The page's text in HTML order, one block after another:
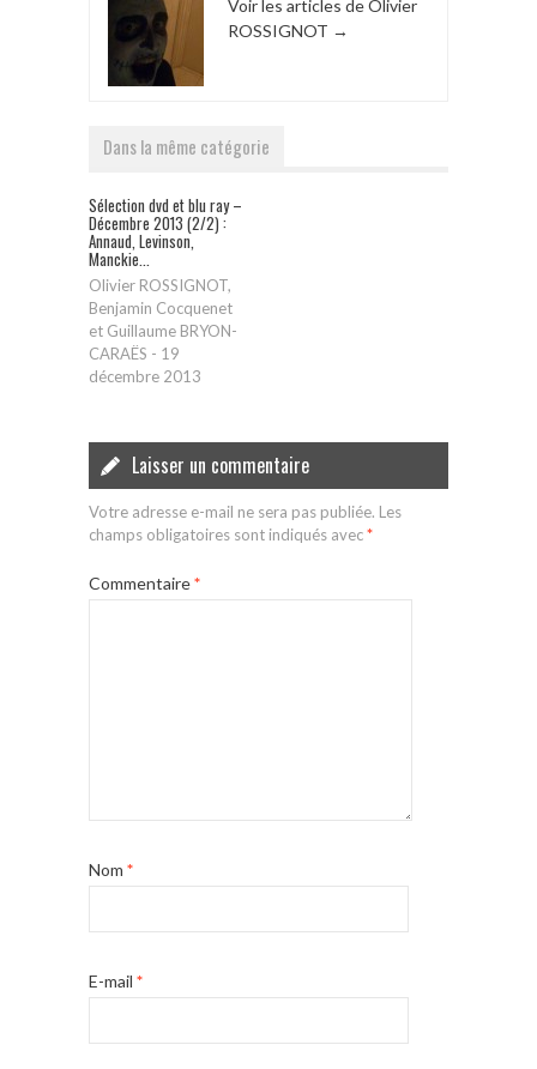
Voir les articles de Olivier
ROSSIGNOT →
Dans la même catégorie
Sélection dvd et blu ray –
Décembre 2013 (2/2) :
Annaud, Levinson,
Manckie...
Olivier ROSSIGNOT,
Benjamin Cocquenet
et Guillaume BRYON-
CARAËS - 19
décembre 2013
Laisser un commentaire
Votre adresse e-mail ne sera pas publiée. Les
champs obligatoires sont indiqués avec*
Commentaire*
Nom *
E-mail *